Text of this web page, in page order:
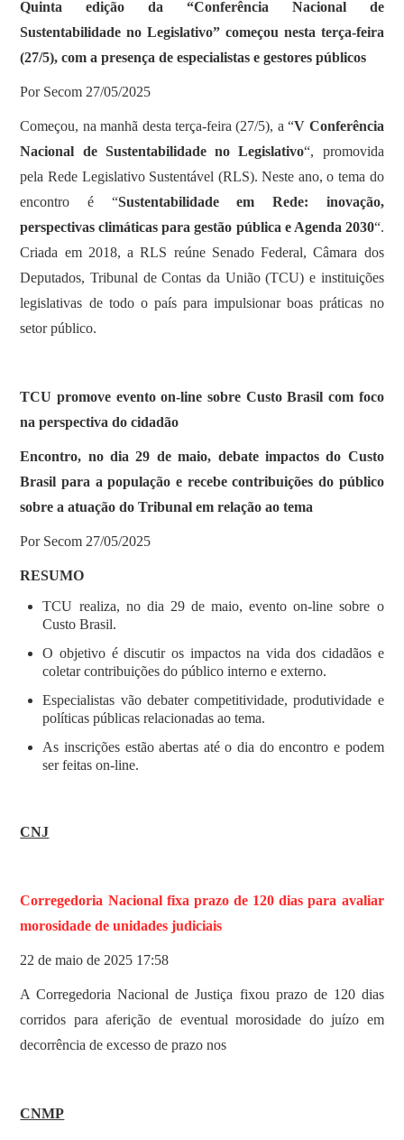
Quinta edição da “Conferência Nacional de
Sustentabilidade no Legislativo” começou nesta terça-feira
(27/5), com a presença de especialistas e gestores públicos
Por Secom 27/05/2025
Começou, na manhã desta terça-feira (27/5), a “V Conferência
Nacional de Sustentabilidade no Legislativo“, promovida
pela Rede Legislativo Sustentável (RLS). Neste ano, o tema do
encontro é “Sustentabilidade em Rede: inovação,
perspectivas climáticas para gestão pública e Agenda 2030“.
Criada em 2018, a RLS reúne Senado Federal, Câmara dos
Deputados, Tribunal de Contas da União (TCU) e instituições
legislativas de todo o país para impulsionar boas práticas no
setor público.
TCU promove evento on-line sobre Custo Brasil com foco
na perspectiva do cidadão
Encontro, no dia 29 de maio, debate impactos do Custo
Brasil para a população e recebe contribuições do público
sobre a atuação do Tribunal em relação ao tema
Por Secom 27/05/2025
RESUMO
TCU realiza, no dia 29 de maio, evento on-line sobre o
Custo Brasil.
O objetivo é discutir os impactos na vida dos cidadãos e
coletar contribuições do público interno e externo.
Especialistas vão debater competitividade, produtividade e
políticas públicas relacionadas ao tema.
As inscrições estão abertas até o dia do encontro e podem
ser feitas on-line.
CNJ
Corregedoria Nacional fixa prazo de 120 dias para avaliar
morosidade de unidades judiciais
22 de maio de 2025 17:58
A Corregedoria Nacional de Justiça fixou prazo de 120 dias
corridos para aferição de eventual morosidade do juízo em
decorrência de excesso de prazo nos
CNMP